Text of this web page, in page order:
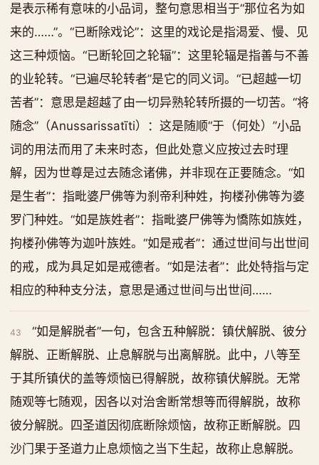
是表示稀有意味的小品词，整句意思相当于“那位名为如
来的……”。“已断除戏论”：这里的戏论是指渴爱、慢、见
这三种烦恼。“已断轮回之轮辐”：这里轮辐是指善与不善
的业轮转。“已遍尽轮转者”是它的同义词。“已超越一切
苦者”：意思是超越了由一切异熟轮转所摄的一切苦。“将
随念”（Anussarissatīti）：这是随顺“于（何处）”小品
词的用法而用了未来时态，但此处意义应按过去时理
解，因为世尊是过去随念诸佛，并非现在正要随念。“如
是生者”：指毗婆尸佛等为刹帝利种姓，拘楼孙佛等为婆
罗门种姓。“如是族姓者”：指毗婆尸佛等为憍陈如族姓，
拘楼孙佛等为迦叶族姓。“如是戒者”：通过世间与出世间
的戒，成为具足如是戒德者。“如是法者”：此处特指与定
相应的种种支分法，意思是通过世间与出世间……
43
“如是解脱者”一句，包含五种解脱：镇伏解脱、彼分
解脱、正断解脱、止息解脱与出离解脱。此中，八等至
于其所镇伏的盖等烦恼已得解脱，故称镇伏解脱。无常
随观等七随观，因各以对治舍断常想等而得解脱，故称
彼分解脱。四圣道因彻底断除烦恼，故称正断解脱。四
沙门果于圣道力止息烦恼之当下生起，故称止息解脱。